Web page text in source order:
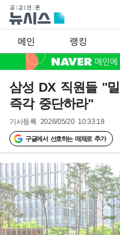
메인 랭킹
삼성 DX 직원들 "
즉각 중단하라"
기사등록 2026/05/20 10:33:18
구글에서 선호하는 매체로 추가